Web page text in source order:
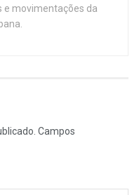
e movimentações da
Campos